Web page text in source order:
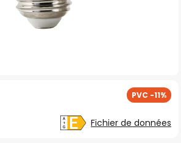
PVC -11%
Fichier de données